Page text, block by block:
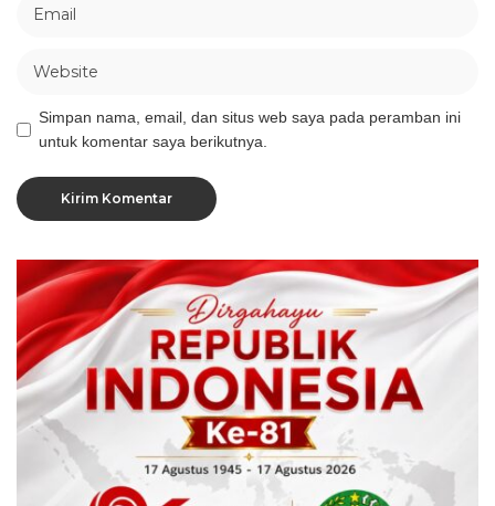
Simpan nama, email, dan situs web saya pada peramban ini
untuk komentar saya berikutnya.